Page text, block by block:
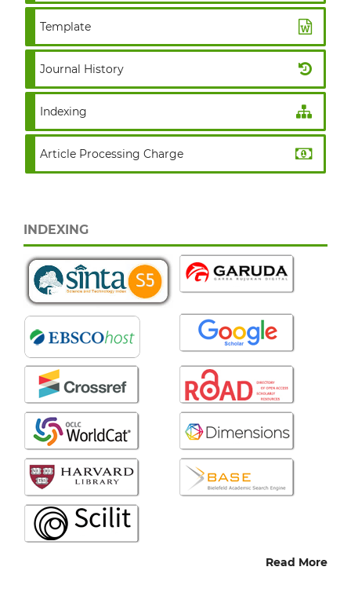
Template
Journal History
Indexing
Article Processing Charge
INDEXING
Read More